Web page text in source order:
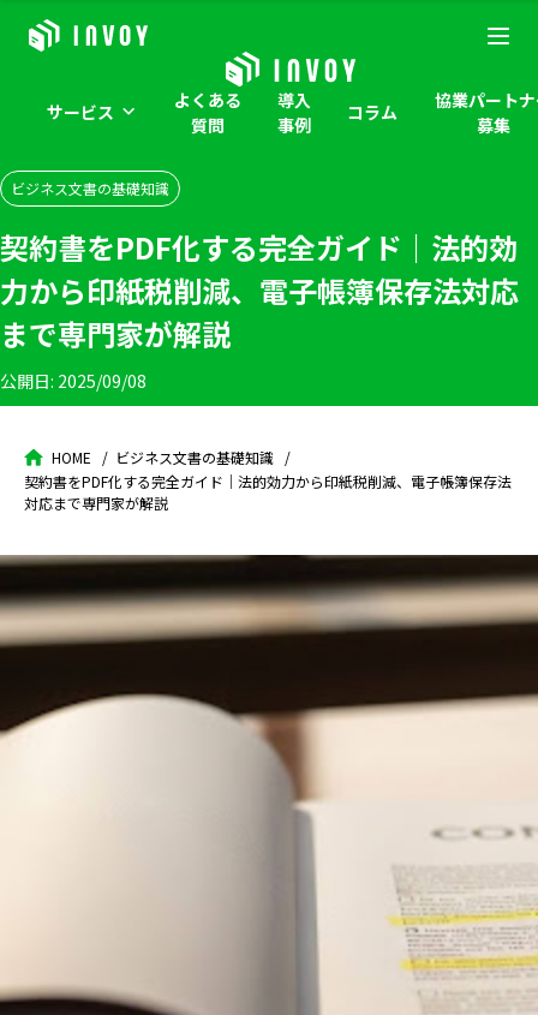
サービス
よくある
質問
導入
事例
コラム
協業パート
募集
ビジネス文書の基礎知識
契約書をPDF化する完全ガイド｜法的効
力から印紙税削減、電子帳簿保存法対応
まで専門家が解説
公開日: 2025/09/08
HOME
ビジネス文書の基礎知識
契約書をPDF化する完全ガイド｜法的効力から印紙税削減、電子帳簿保存法
対応まで専門家が解説